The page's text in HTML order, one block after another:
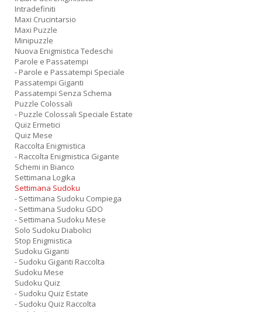
Intradefiniti
Maxi Crucintarsio
Maxi Puzzle
Minipuzzle
Nuova Enigmistica Tedeschi
Parole e Passatempi
- Parole e Passatempi Speciale
Passatempi Giganti
Passatempi Senza Schema
Puzzle Colossali
- Puzzle Colossali Speciale Estate
Quiz Ermetici
Quiz Mese
Raccolta Enigmistica
- Raccolta Enigmistica Gigante
Schemi in Bianco
Settimana Logika
Settimana Sudoku
- Settimana Sudoku Compiega
- Settimana Sudoku GDO
- Settimana Sudoku Mese
Solo Sudoku Diabolici
Stop Enigmistica
Sudoku Giganti
- Sudoku Giganti Raccolta
Sudoku Mese
Sudoku Quiz
- Sudoku Quiz Estate
- Sudoku Quiz Raccolta